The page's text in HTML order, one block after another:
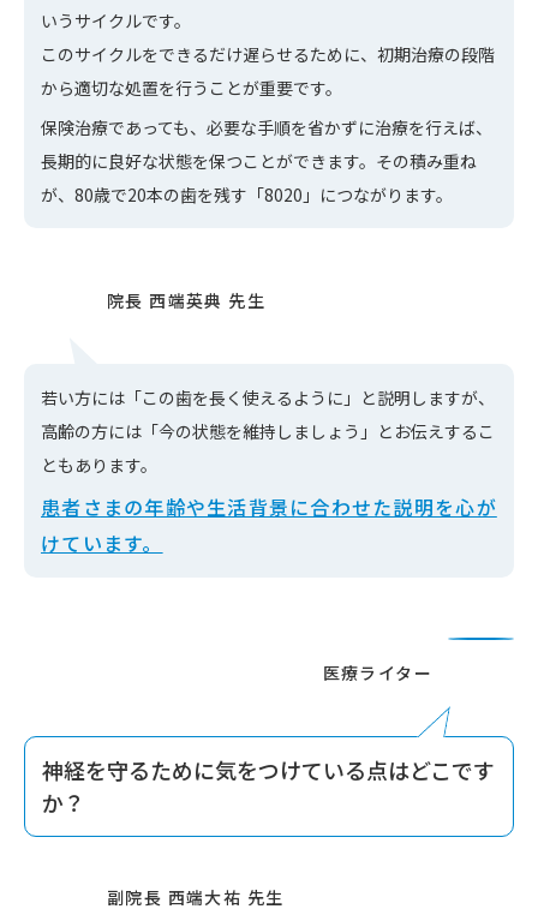
いうサイクルです。
このサイクルをできるだけ遅らせるために、初期治療の段階
から適切な処置を行うことが重要です。
保険治療であっても、必要な手順を省かずに治療を行えば、
長期的に良好な状態を保つことができます。その積み重ね
が、80歳で20本の歯を残す「8020」につながります。
若い方には「この歯を長く使えるように」と説明しますが、
高齢の方には「今の状態を維持しましょう」とお伝えするこ
ともあります。
患者さまの年齢や生活背景に合わせた説明を心が
けています。
神経を守るために気をつけている点はどこです
か？